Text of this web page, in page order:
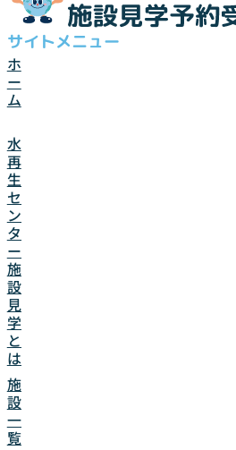
サイトメニュー
ホ
ー
ム
水
再
生
セ
ン
タ
ー
施
設
見
学
と
は
施
設
一
覧